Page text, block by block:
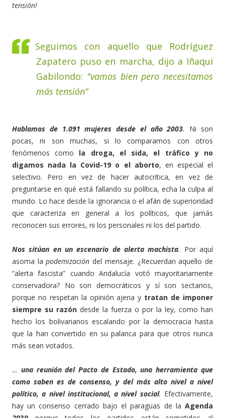
tensión!
Seguimos con aquello que Rodríguez
Zapatero puso en marcha, dijo a Iñaqui
Gabilondo: "vamos bien pero necesitamos
más tensión"
Hablamos de 1.091 mujeres desde el año 2003. Ni son
pocas, ni son muchas, si lo comparamos con otros
fenómenos como la droga, el sida, el tráfico y no
digamos nada la Covid-19 o el aborto, en especial el
selectivo. Pero en vez de hacer autocrítica, en vez de
preguntarse en qué está fallando su política, echa la culpa al
mundo. Lo hace desde la ignorancia o el afán de superioridad
que caracteriza en general a los políticos, que jamás
reconocen sus errores, ni los personales ni los del partido.
Nos sitúan en un escenario de alerta machista. Por aquí
asoma lapodemización del mensaje. ¿Recuerdan aquello de
“alerta fascista” cuando Andalucía votó mayoritariamente
conservadora? No son democráticos y sí son sectarios,
porque no respetan la opinión ajena y tratan de imponer
siempre su razón desde la fuerza o por la ley, como han
hecho los bolivarianos escalando por la democracia hasta
que la han convertido en su palanca para que otros nunca
más sean votados.
… una reunión del Pacto de Estado, una herramienta que
como saben es de consenso, y del más alto nivel a nivel
político, a nivel institucional, a nivel social. Efectivamente,
hay un consenso cerrado bajo el paraguas de la Agenda